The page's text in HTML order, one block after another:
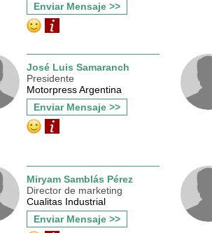
Enviar Mensaje >>
José Luis Samaranch
Presidente
Motorpress Argentina
Enviar Mensaje >>
Miryam Samblás Pérez
Director de marketing
Cualitas Industrial
Enviar Mensaje >>